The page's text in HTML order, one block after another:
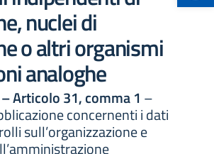
nuclei di
o altri organismi
analoghe
Articolo 31, comma 1 –
concernenti i dati
sull’organizzazione e